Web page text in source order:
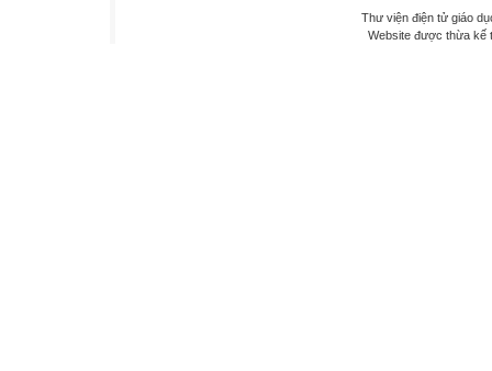
Thư viện điện tử giáo
Website được thừa kế